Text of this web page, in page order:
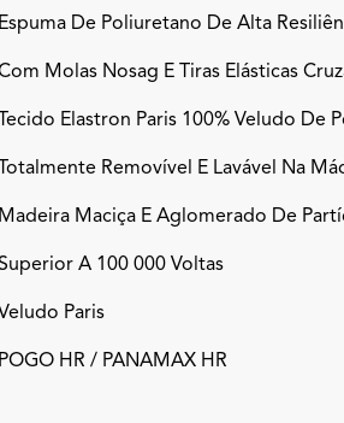
Espuma De Poliuretano De Alta
Molas Nosag E Tiras Elásticas
Tecido Elastron Paris 100% Veludo
Totalmente Removível E Lavável Na
Madeira Maciça E Aglomerado De
A 100 000 Voltas
Paris
POGO HR / PANAMAX HR